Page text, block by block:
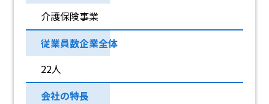
介護保険事業
従業員数企業全体
22人
会社の特長